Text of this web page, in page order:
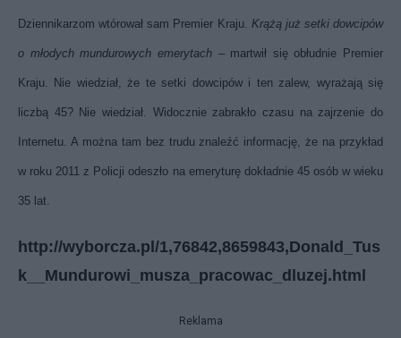
Dziennikarzom wtórował sam Premier Kraju. Krążą już setki dowcipów
o młodych mundurowych emerytach– martwił się obłudnie Premier
Kraju. Nie wiedział, że te setki dowcipów i ten zalew, wyrażają się
liczbą 45? Nie wiedział. Widocznie zabrakło czasu na zajrzenie do
Internetu. A można tam bez trudu znaleźć informację, że na przykład
w roku 2011 z Policji odeszło na emeryturę dokładnie 45 osób w wieku
35 lat.
http://wyborcza.pl/1,76842,8659843,Donald_Tus
k__Mundurowi_musza_pracowac_dluzej.html
Reklama